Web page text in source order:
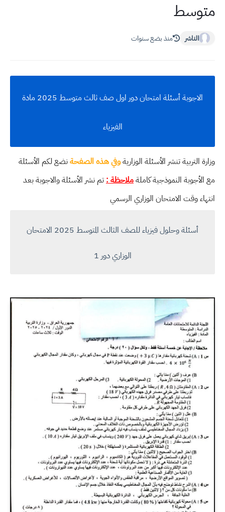
متوسط
الناشر منذ بضع سنوات
الاجوبة أسئلة امتحان دور اول صف ثالث متوسط 2025 مادة
الفيزياء
وزارة التربية تنشر الأسئلة الوزاريةوفي هذه الصفحةنضع لكم الأسئلة
مع الأجوبة النموذجية كاملةملاحظة :تم نشر الأسئلة والاجوبة بعد
انتهاء وقت الامتحان الوزاري الرسمي
أسئلة وحلول فيزياء للصف الثالث المتوسط 2025 الامتحان
الوزاري دور 1